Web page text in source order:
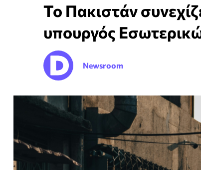
Το Πακιστάν
υπουργός
Newsroom